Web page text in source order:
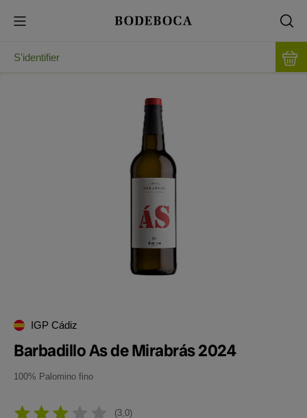
S'identifier
IGP Cádiz
Barbadillo As de Mirabrás 2024
100% Palomino fino
3,0